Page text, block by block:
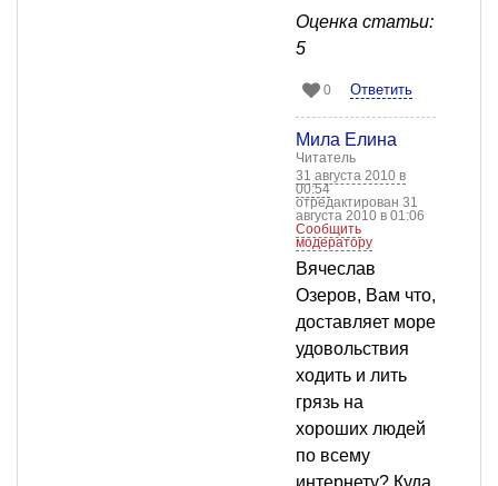
Оценка статьи:
5
0 Ответить
Мила Елина
Читатель
31 августа 2010 в
00:54
отредактирован 31
августа 2010 в 01:06
Сообщить
модератору
Вячеслав
Озеров, Вам что,
доставляет море
удовольствия
ходить и лить
грязь на
хороших людей
по всему